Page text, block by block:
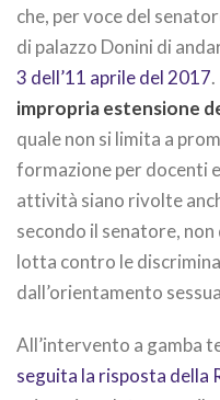
che, per voce del
di palazzo Donini di
3 dell’11 aprile del 2017.
impropria estensione
quale non si limita a
formazione per docenti
attività siano rivolte
secondo il senatore,
lotta contro le
dall’orientamento
All’intervento a gamba
seguita la risposta della